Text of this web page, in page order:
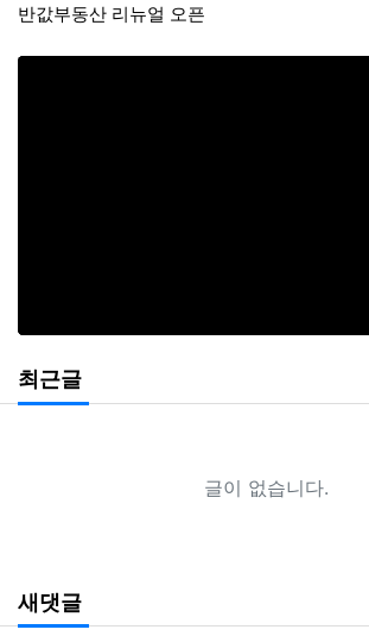
반값부동산 리뉴얼 오픈
최근글
글이 없습니다.
새댓글